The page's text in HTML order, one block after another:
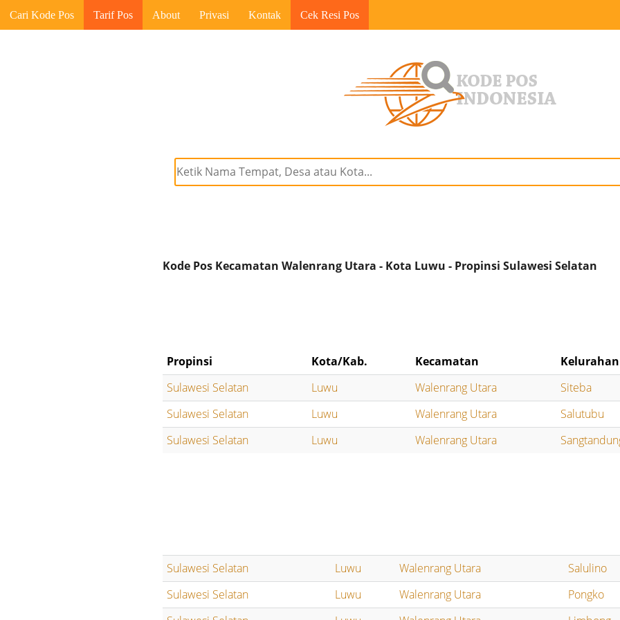
Cari Kode Pos Tarif Pos About Privasi Kontak Cek Resi Pos
Kode Pos Kecamatan Walenrang Utara - Kota Luwu - Propinsi Sulawesi Selatan
Propinsi Kota/Kab. Kecamatan
Kelurahan
Sulawesi Selatan
Luwu Walenrang Utara
Siteba
Sulawesi Selatan
Luwu Walenrang Utara
Salutubu
Sulawesi Selatan
Luwu Walenrang Utara
Sulawesi Selatan Luwu Walenrang Utara
Salulino
Sulawesi Selatan
Luwu Walenrang Utara
Pongko